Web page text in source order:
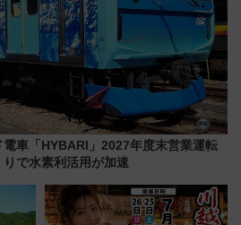
電車「HYBARI」2027年度末営業運転
で水素利活用が加速